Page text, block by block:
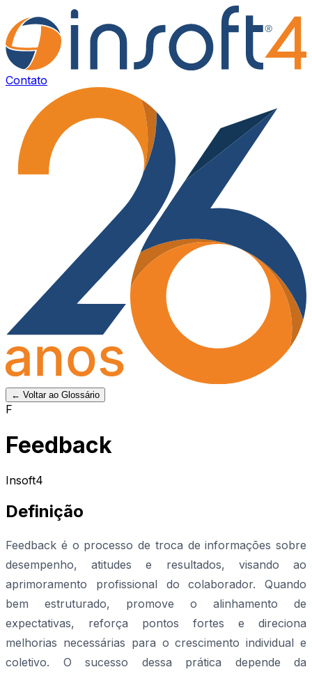
Contato
← Voltar ao Glossário
F
Feedback
Insoft4
Definição
Feedback é o processo de troca de informações sobre
desempenho, atitudes e resultados, visando ao
aprimoramento profissional do colaborador. Quando
bem estruturado, promove o alinhamento de
expectativas, reforça pontos fortes e direciona
melhorias necessárias para o crescimento individual e
coletivo. O sucesso dessa prática depende da